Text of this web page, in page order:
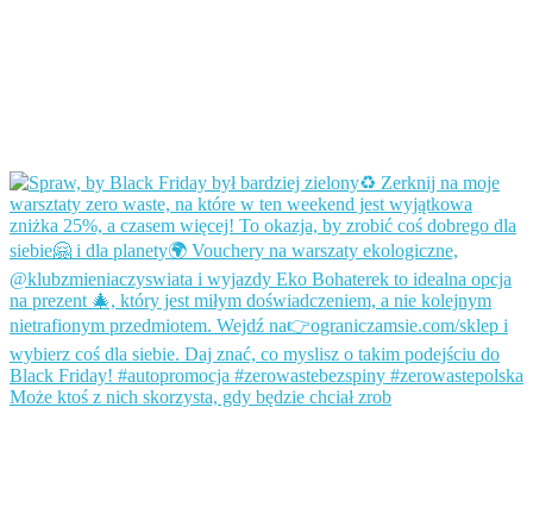
Może ktoś z nich skorzysta, gdy będzie chciał zrob